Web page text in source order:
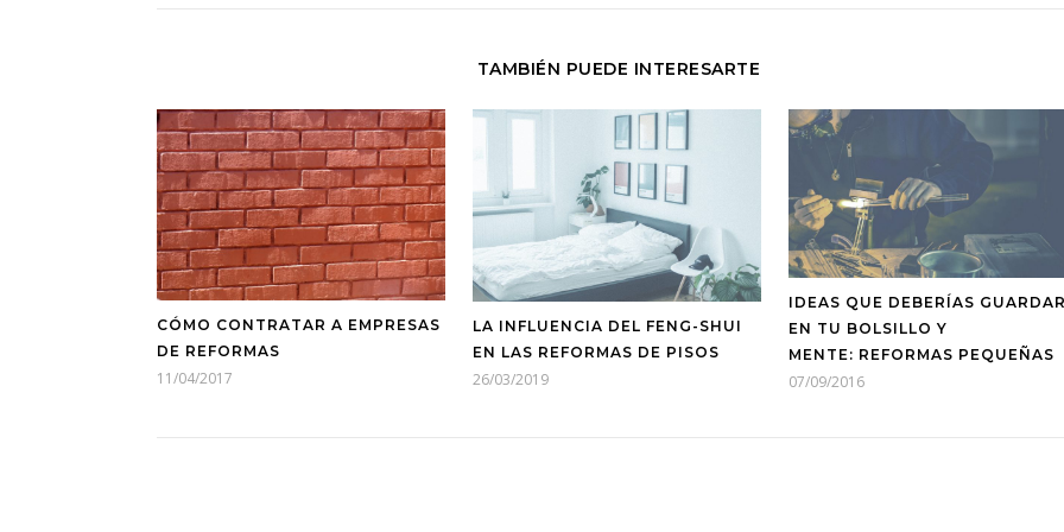
TAMBIÉN PUEDE INTERESARTE
CÓMO CONTRATAR A EMPRESAS
DE REFORMAS
11/04/2017
LA INFLUENCIA DEL FENG-SHUI
EN LAS REFORMAS DE PISOS
26/03/2019
IDEAS QUE DEBERÍAS
EN TU BOLSILLO Y
MENTE: REFORMAS PEQUEÑAS
07/09/2016